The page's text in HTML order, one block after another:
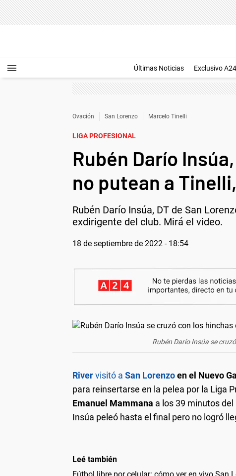
Últimas Noticias Exclusivo A24
Ovación San Lorenzo Marcelo Tinelli
LIGA PROFESIONAL
Rubén Darío
no putean a
Rubén Darío Insúa, DT de San
exdirigente del club. Mirá el video.
18 de septiembre de 2022 - 18:54
Rubén Darío Insúa se
Rivervisitó a San Lorenzoen el Nuevo
para reinsertarse en la pelea por la Liga
Emanuel Mammana a los 39 minutos
Insúa peleó hasta el final pero no logró
Leé también